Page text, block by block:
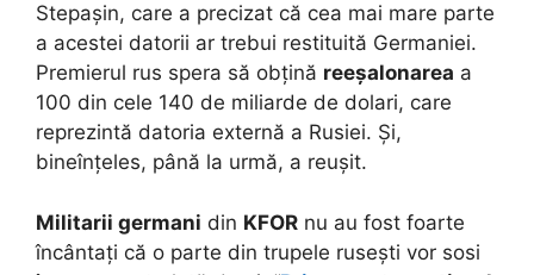
Stepașin, care a precizat că cea mai mare parte
a acestei datorii ar trebui restituită Germaniei.
Premierul rus spera să obțină reeșalonarea a
100 din cele 140 de miliarde de dolari, care
reprezintă datoria externă a Rusiei. Și,
bineînțeles, până la urmă, a reușit.
Militarii germani din KFOR nu au fost foarte
încântați că o parte din trupele rusești vor sosi